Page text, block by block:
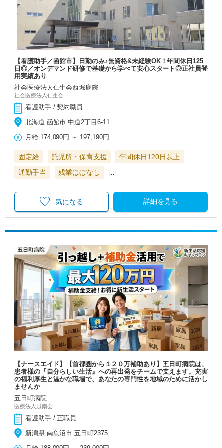
【看護助手／函館市】日勤のみ♪無資格&未経験OK！年間休日125
日◎／オンデマンド研修で基礎から学べて安心スタート◎正社員登
用実績あり
社会医療法人仁生会西堀病院
社会医療法人仁生会
看護助手 / 契約職員
北海道 函館市 中道2丁目6-11
月給 174,090円 ～ 197,190円
固定給 託児所・保育支援
年間休日120日以上
通勤手当
残業ほぼなし
詳細を見る
気になる
【ナースエイド】【首都圏から１２０万補助あり】五日町病院は、
患者様の『自分らしい生活』への再出発をチームで支えます。充実
の福利厚生と温かな職場で、あなたの専門性を地域のために活かし
ませんか
五日町病院
医療法人越南会
看護助手 / 正職員
新潟県 南魚沼市 五日町2375